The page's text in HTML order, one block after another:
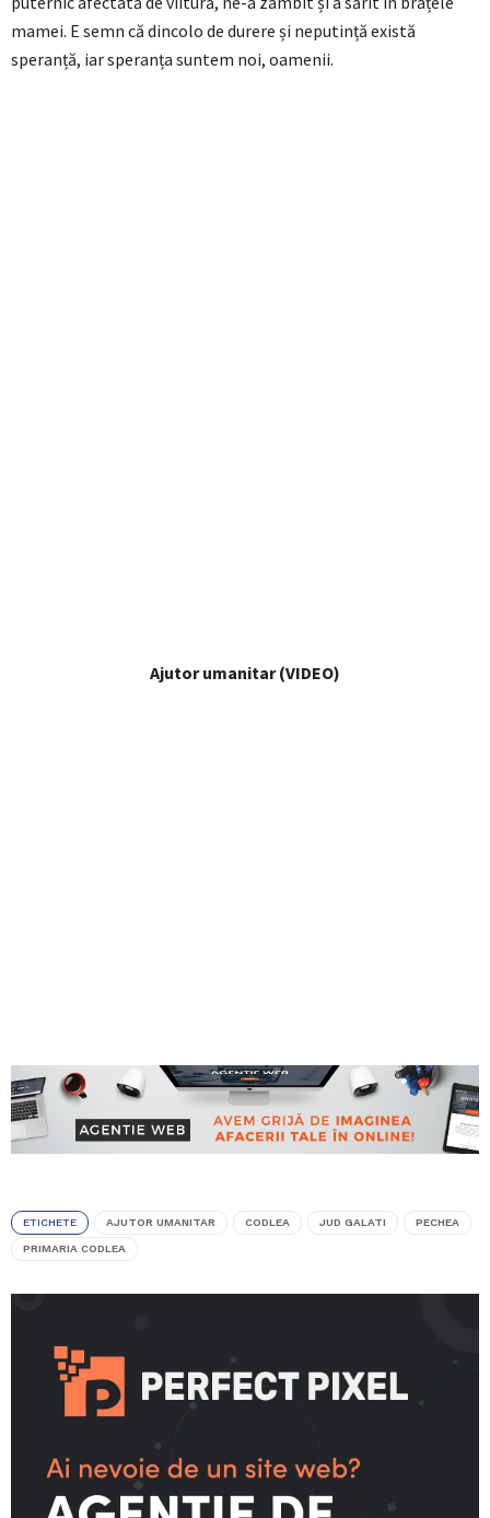
mamei. E semn că dincolo de durere și neputință există
speranță, iar speranța suntem noi, oamenii.
Ajutor umanitar (VIDEO)
ETICHETE AJUTOR UMANITAR CODLEA JUD GALATI PECHEA
PRIMARIA CODLEA